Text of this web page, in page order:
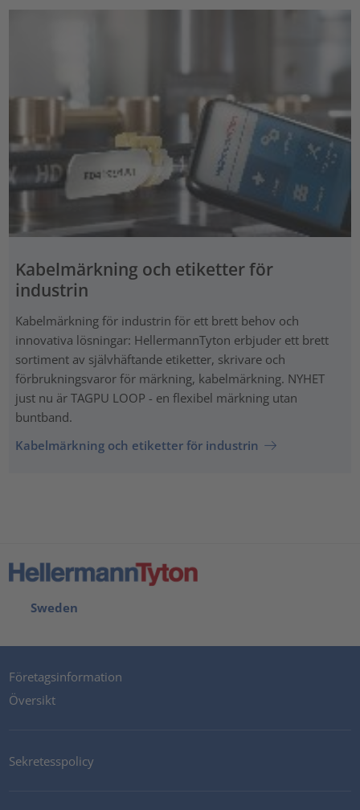
Kabelmärkning och etiketter för
industrin
Kabelmärkning för industrin för ett brett behov och
innovativa lösningar: HellermannTyton erbjuder ett brett
sortiment av självhäftande etiketter, skrivare och
förbrukningsvaror för märkning, kabelmärkning. NYHET
just nu är TAGPU LOOP - en flexibel märkning utan
buntband.
Kabelmärkning och etiketter för industrin
Sweden
Företagsinformation
Översikt
Sekretesspolicy